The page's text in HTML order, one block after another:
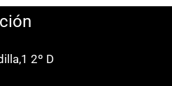
2º D